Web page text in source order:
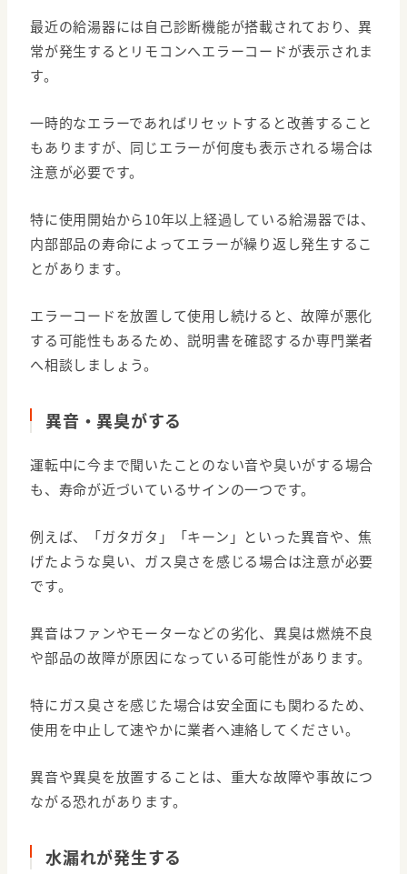
最近の給湯器には自己診断機能が搭載されており、異
常が発生するとリモコンへエラーコードが表示されま
す。
一時的なエラーであればリセットすると改善すること
もありますが、同じエラーが何度も表示される場合は
注意が必要です。
特に使用開始から10年以上経過している給湯器では、
内部部品の寿命によってエラーが繰り返し発生するこ
とがあります。
エラーコードを放置して使用し続けると、故障が悪化
する可能性もあるため、説明書を確認するか専門業者
へ相談しましょう。
異音・異臭がする
運転中に今まで聞いたことのない音や臭いがする場合
も、寿命が近づいているサインの一つです。
例えば、「ガタガタ」「キーン」といった異音や、焦
げたような臭い、ガス臭さを感じる場合は注意が必要
です。
異音はファンやモーターなどの劣化、異臭は燃焼不良
や部品の故障が原因になっている可能性があります。
特にガス臭さを感じた場合は安全面にも関わるため、
使用を中止して速やかに業者へ連絡してください。
異音や異臭を放置することは、重大な故障や事故につ
ながる恐れがあります。
水漏れが発生する